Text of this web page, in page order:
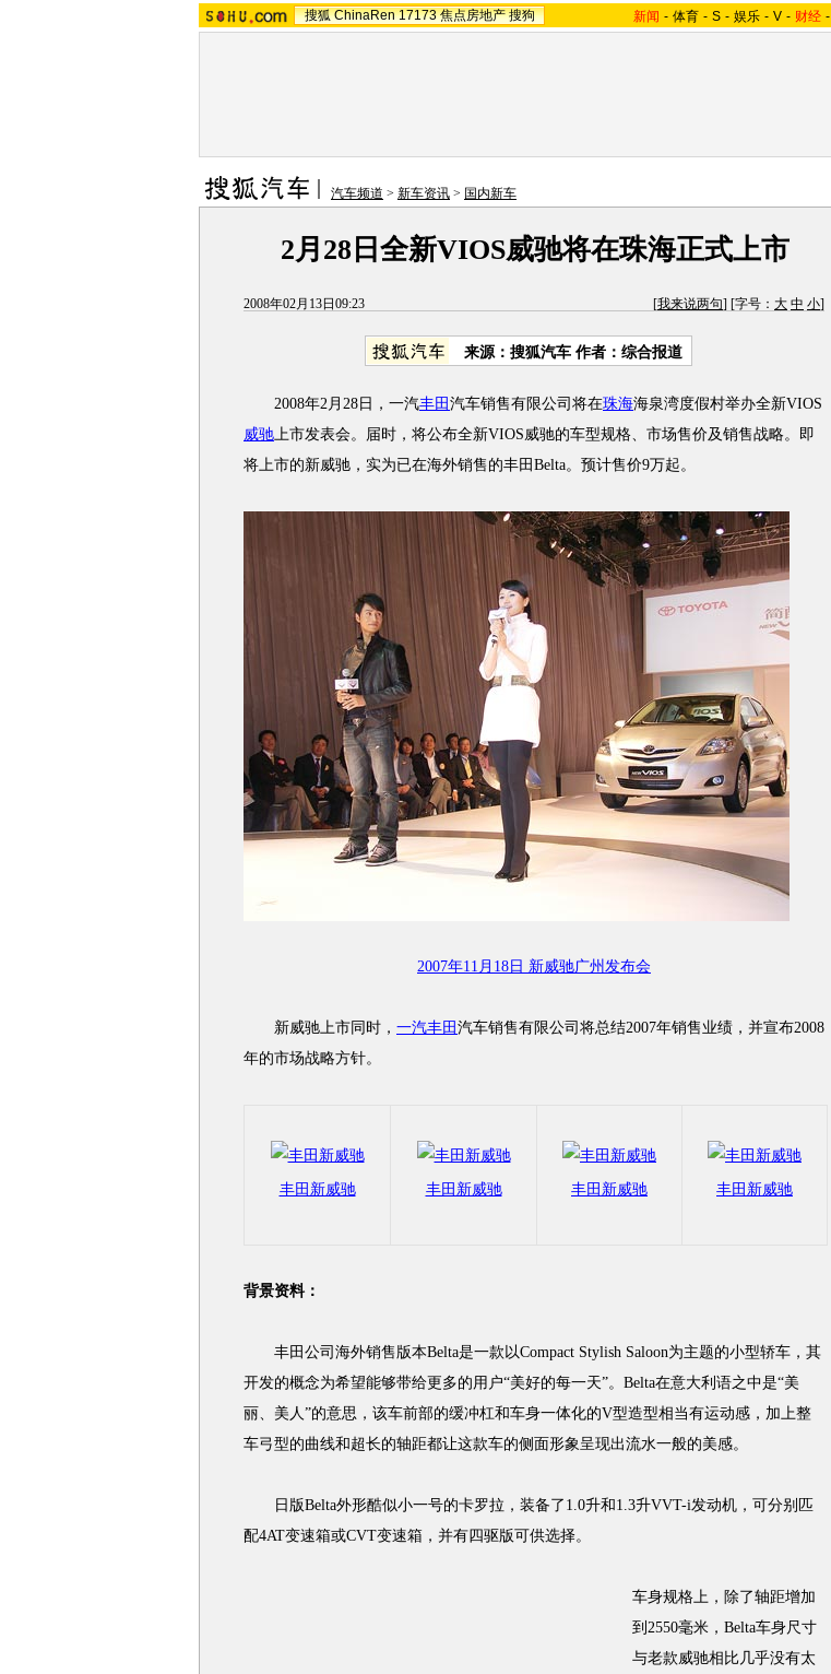
搜狐 ChinaRen 17173 焦点房地产 搜狗 新闻 - 体育 - S - 娱乐 - V - 财经 -
汽车频道 > 新车资讯 > 国内新车
2月28日全新VIOS威驰将在珠海正式上市
2008年02月13日09:23 [我来说两句] [字号： 大 中 小]
来源：搜狐汽车 作者：综合报道
2008年2月28日，一汽丰田 汽车销售有限公司将在珠海海泉湾度假村举办全新VIOS
威驰上市发表会。届时，将公布全新VIOS威驰的车型规格、市场售价及销售战略。即
将上市的新威驰，实为已在海外销售的丰田Belta。预计售价9万起。
2007年11月18日 新威驰广州发布会
新威驰上市同时， 一汽丰田 汽车销售有限公司将总结2007年销售业绩，并宣布2008
年的市场战略方针。
丰田新威驰 丰田新威驰 丰田新威驰 丰田新威驰
背景资料：
丰田公司海外销售版本Belta是一款以Compact Stylish Saloon为主题的小型轿车，其
开发的概念为希望能够带给更多的用户“美好的每一天”。Belta在意大利语之中是“美
丽、美人”的意思，该车前部的缓冲杠和车身一体化的V型造型相当有运动感，加上整
车弓型的曲线和超长的轴距都让这款车的侧面形象呈现出流水一般的美感。
日版Belta外形酷似小一号的卡罗拉，装备了1.0升和1.3升VVT-i发动机，可分别匹
配4AT变速箱或CVT变速箱，并有四驱版可供选择。
车身规格上，除了轴距增加
到2550毫米，Belta车身尺寸
与老款威驰相比几乎没有太